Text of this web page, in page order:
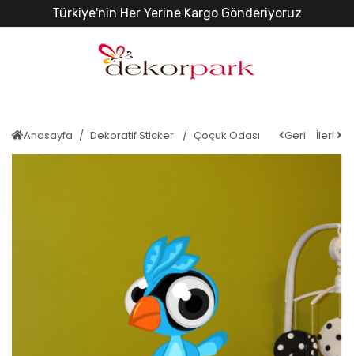
Türkiye'nin Her Yerine Kargo Gönderiyoruz
Anasayfa Dekoratif Sticker Çoçuk Odası Geri İleri